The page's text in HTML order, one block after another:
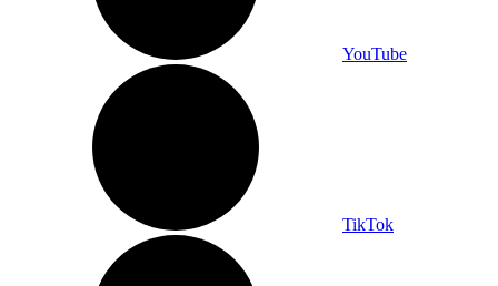
YouTube
TikTok